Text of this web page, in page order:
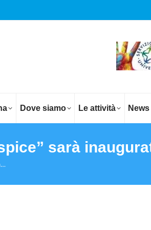
Dove siamo Le attività
sarà